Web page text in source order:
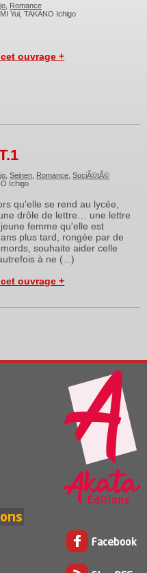
Romance
Yui, TAKANO Ichigo
ouvrage +
,Seinen Romance ,SociÃ©tÃ©
Ichigo
qu'elle se rend au lycée,
drôle de lettre… une lettre
femme qu'elle est
plus tard, rongée par de
souhaite aider celle
à ne (...)
ouvrage +